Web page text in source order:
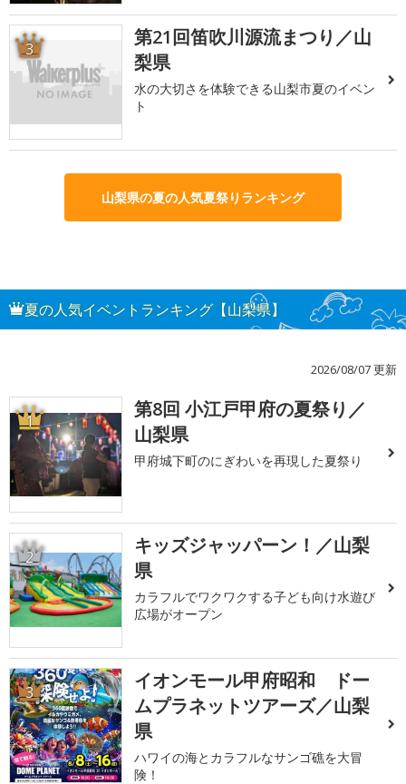
3
第21回笛吹川源流まつり／山
梨県
水の大切さを体験できる山梨市夏のイベン
ト
山梨県の夏の人気夏祭りランキング
夏の人気イベントランキング【山梨県】
2026/08/07 更新
1
第8回 小江戸甲府の夏祭り／
山梨県
甲府城下町のにぎわいを再現した夏祭り
2
キッズジャッパーン！／山梨
県
カラフルでワクワクする子ども向け水遊び
広場がオープン
3
イオンモール甲府昭和 ドー
ムプラネットツアーズ／山梨
県
ハワイの海とカラフルなサンゴ礁を大冒
険！